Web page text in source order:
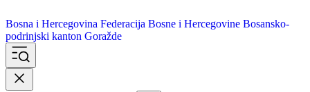
Bosna i Hercegovina
podrinjski kanton Goražde